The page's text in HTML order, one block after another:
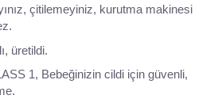
çitilemeyiniz, kurutma makinesi
üretildi.
1, Bebeğinizin cildi için güvenli,